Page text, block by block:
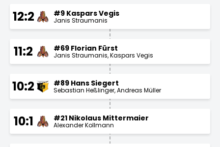
12:2 #9 Kaspars Vegis
Janis Straumanis
11:2 #69 Florian Fürst
Janis Straumanis Kaspars Vegis
10:2 #89 Hans Siegert
Sebastian Heßlinger Andreas Müller
10:1 #21 Nikolaus Mittermaier
Alexander Kollmann